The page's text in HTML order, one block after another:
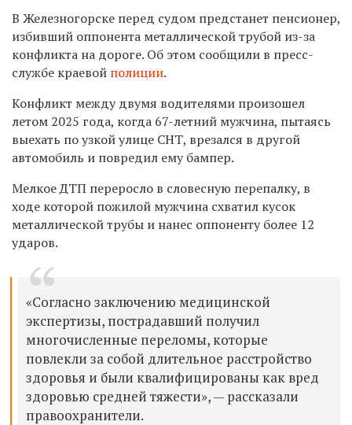
В Железногорске перед судом предстанет пенсионер,
избивший оппонента металлической трубой из-за
конфликта на дороге. Об этом сообщили в пресс-
службе краевой полиции.
Конфликт между двумя водителями произошел
летом 2025 года, когда 67-летний мужчина, пытаясь
выехать по узкой улице СНТ, врезался в другой
автомобиль и повредил ему бампер.
Мелкое ДТП переросло в словесную перепалку, в
ходе которой пожилой мужчина схватил кусок
металлической трубы и нанес оппоненту более 12
ударов.
«Согласно заключению медицинской
экспертизы, пострадавший получил
многочисленные переломы, которые
повлекли за собой длительное расстройство
здоровья и были квалифицированы как вред
здоровью средней тяжести», — рассказали
правоохранители.